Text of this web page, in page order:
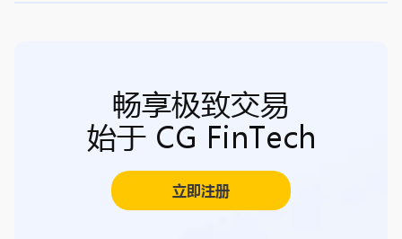
畅享极致交易
始于 CG FinTech
立即注册